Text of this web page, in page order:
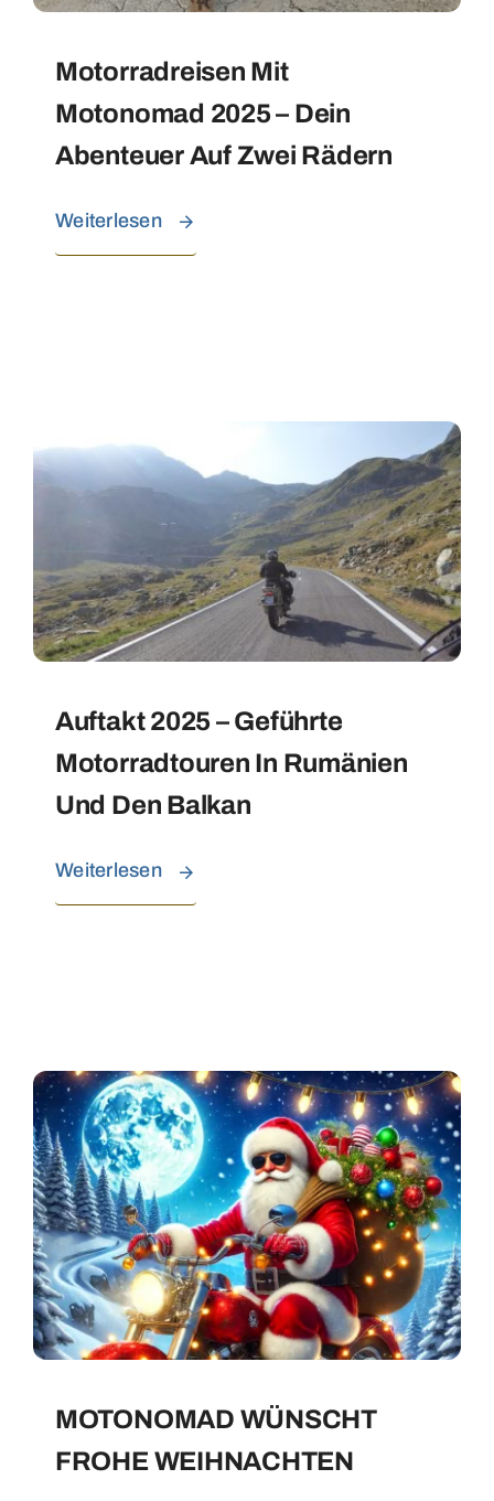
Motorradreisen Mit
Motonomad 2025 – Dein
Abenteuer Auf Zwei Rädern
Weiterlesen
Auftakt 2025 – Geführte
Motorradtouren In Rumänien
Und Den Balkan
Weiterlesen
MOTONOMAD WÜNSCHT
FROHE WEIHNACHTEN